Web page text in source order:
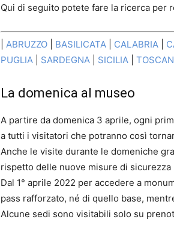
Qui di seguito potete fare la ricerca per
ABRUZZO BASILICATA CALABRIA
PUGLIA
SARDEGNA SICILIA
La domenica al museo
A partire da domenica 3 aprile, ogni
a tutti i visitatori che potranno così
Anche le visite durante le domeniche
rispetto delle nuove misure di
Dal 1° aprile 2022 per accedere a
pass rafforzato, né di quello base,
Alcune sedi sono visitabili solo su